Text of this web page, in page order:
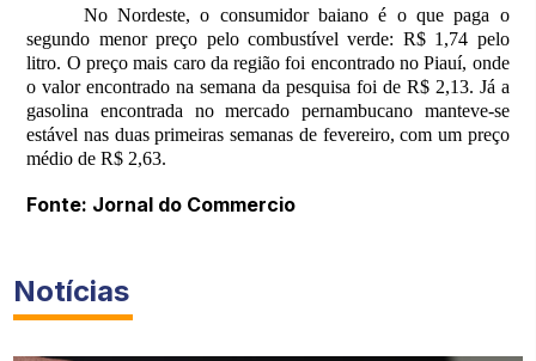
No Nordeste, o consumidor baiano é o que paga o
segundo menor preço pelo combustível verde: R$ 1,74 pelo
litro. O preço mais caro da região foi encontrado no Piauí, onde
o valor encontrado na semana da pesquisa foi de R$ 2,13. Já a
gasolina encontrada no mercado pernambucano manteve-se
estável nas duas primeiras semanas de fevereiro, com um preço
médio de R$ 2,63.
Fonte: Jornal do Commercio
Notícias